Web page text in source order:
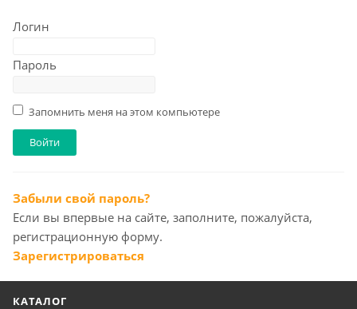
Логин
Пароль
Запомнить меня на этом компьютере
Забыли свой пароль?
Если вы впервые на сайте, заполните, пожалуйста,
регистрационную форму.
Зарегистрироваться
КАТАЛОГ